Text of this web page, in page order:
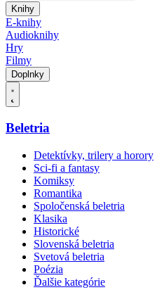
Knihy
E-knihy
Audioknihy
Hry
Filmy
Doplnky
Beletria
Detektívky, trilery a horory
Sci-fi a fantasy
Komiksy
Romantika
Spoločenská beletria
Klasika
Historické
Slovenská beletria
Svetová beletria
Poézia
Ďalšie kategórie